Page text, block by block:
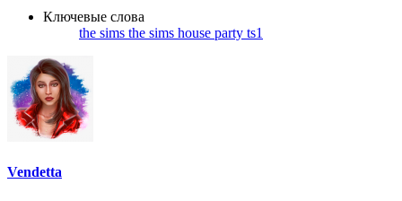
Ключевые слова
the sims the sims house party ts1
Vendetta